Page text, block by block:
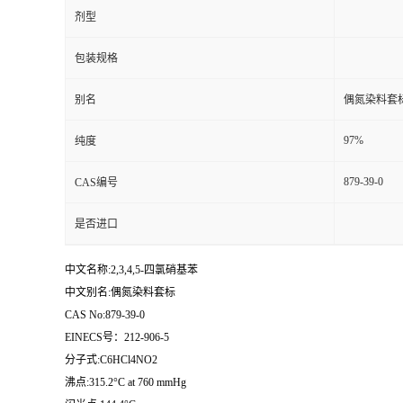
剂型
包装规格
别名 偶氮染料套
纯度 97%
CAS编号 879-39-0
是否进口
中文名称:2,3,4,5-四氯硝基苯
中文别名:偶氮染料套标
CAS No:879-39-0
EINECS号：212-906-5
分子式:C6HCl4NO2
沸点:315.2°C at 760 mmHg